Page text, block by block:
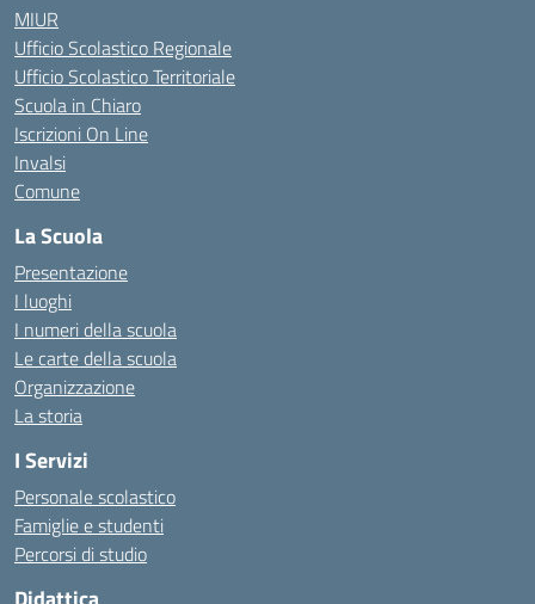
MIUR
Ufficio Scolastico Regionale
Ufficio Scolastico Territoriale
Scuola in Chiaro
Iscrizioni On Line
Invalsi
Comune
La Scuola
Presentazione
I luoghi
I numeri della scuola
Le carte della scuola
Organizzazione
La storia
I Servizi
Personale scolastico
Famiglie e studenti
Percorsi di studio